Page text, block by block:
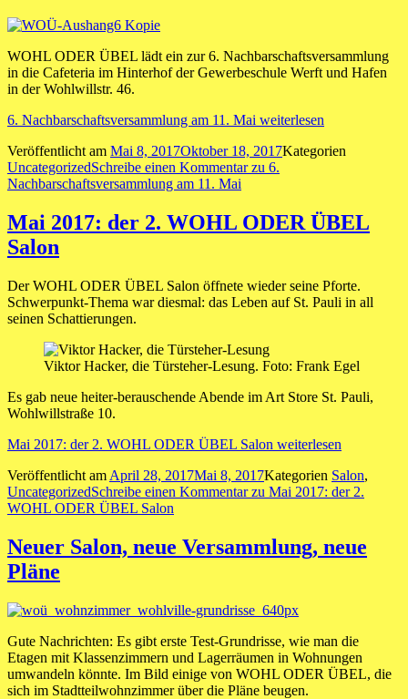
WOHL ODER ÜBEL lädt ein zur 6. Nachbarschaftsversammlung
in die Cafeteria im Hinterhof der Gewerbeschule Werft und Hafen
in der Wohlwillstr. 46.
6. Nachbarschaftsversammlung am 11. Mai weiterlesen
Veröffentlicht am Mai 8, 2017Oktober 18, 2017Kategorien
UncategorizedSchreibe einen Kommentarzu 6.
Nachbarschaftsversammlung am 11. Mai
Mai 2017: der 2. WOHL ODER ÜBEL
Salon
Der WOHL ODER ÜBEL Salon öffnete wieder seine Pforte.
Schwerpunkt-Thema war diesmal: das Leben auf St. Pauli in all
seinen Schattierungen.
Viktor Hacker, die Türsteher-Lesung. Foto: Frank Egel
Es gab neue heiter-berauschende Abende im Art Store St. Pauli,
Wohlwillstraße 10.
Mai 2017: der 2. WOHL ODER ÜBEL Salon weiterlesen
Veröffentlicht am April 28, 2017Mai 8, 2017Kategorien Salon,
UncategorizedSchreibe einen Kommentarzu Mai 2017: der 2.
WOHL ODER ÜBEL Salon
Neuer Salon, neue Versammlung, neue
Pläne
Gute Nachrichten: Es gibt erste Test-Grundrisse, wie man die
Etagen mit Klassenzimmern und Lagerräumen in Wohnungen
umwandeln könnte. Im Bild einige von WOHL ODER ÜBEL, die
sich im Stadtteilwohnzimmer über die Pläne beugen.